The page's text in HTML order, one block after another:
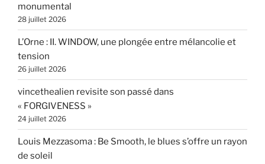
monumental
28 juillet 2026
L’Orne : II. WINDOW, une plongée entre mélancolie et
tension
26 juillet 2026
vincethealien revisite son passé dans
« FORGIVENESS »
24 juillet 2026
Louis Mezzasoma : Be Smooth, le blues s’offre un rayon
de soleil